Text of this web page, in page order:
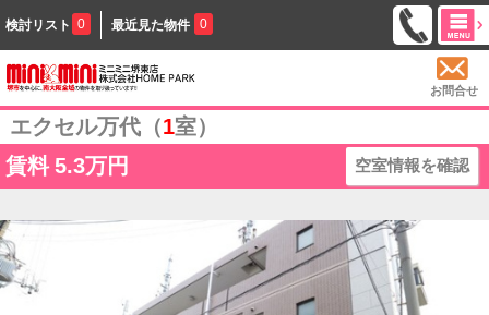
検討リスト 0 最近見た物件 0
お問合せ
エクセル万代（1室）
賃料 5.3万円 空室情報を確認